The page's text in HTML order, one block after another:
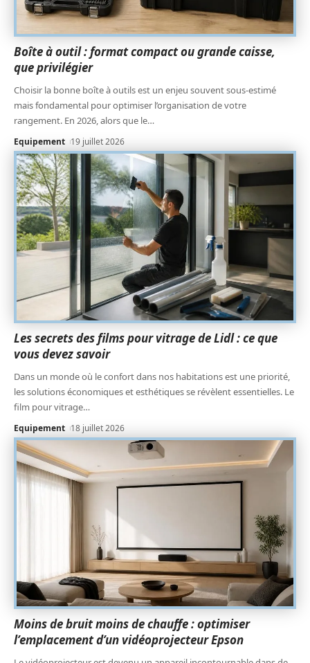
Boîte à outil : format compact ou grande caisse,
que privilégier
Choisir la bonne boîte à outils est un enjeu souvent sous-estimé
mais fondamental pour optimiser l’organisation de votre
rangement. En 2026, alors que le…
Equipement 19 juillet 2026
Les secrets des films pour vitrage de Lidl : ce que
vous devez savoir
Dans un monde où le confort dans nos habitations est une priorité,
les solutions économiques et esthétiques se révèlent essentielles. Le
film pour vitrage…
Equipement 18 juillet 2026
Moins de bruit moins de chauffe : optimiser
l’emplacement d’un vidéoprojecteur Epson